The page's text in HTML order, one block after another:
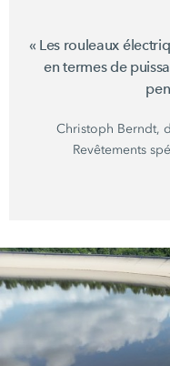
« Les rouleaux
en termes de
Christoph Berndt,
Revêtements